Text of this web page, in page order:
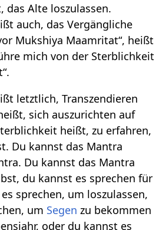
das Alte loszulassen.
auch, das Vergängliche
Mukshiya Maamritat“, heißt
mich von der Sterblichkeit
letztlich, Transzendieren
sich auszurichten auf
heißt, zu erfahren,
Du kannst das Mantra
Du kannst das Mantra
du kannst es sprechen für
sprechen, um loszulassen,
um Segen zu bekommen
oder du kannst es